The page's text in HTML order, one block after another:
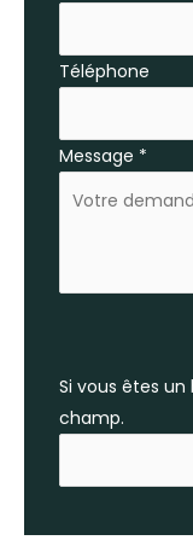
Téléphone
Message *
Si vous êtes
champ.